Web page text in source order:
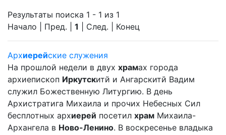
Результаты поиска 1 - 1 из 1
Начало | Пред. | 1 | След. | Конец
Архиерейские служения
На прошлой недели в двух храмах города
архиепископ Иркутскитй и Ангарскитй Вадим
служил Божественную Литургию. В день
Архистратига Михаила и прочих Небесных Сил
бесплотных архиерей посетил храм Михаила-
Архангела в Ново-Ленино. В воскресенье владыка